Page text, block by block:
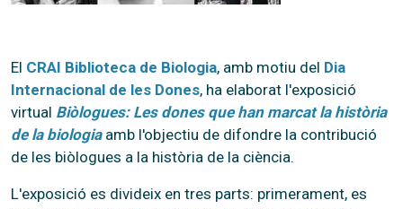
El CRAI Biblioteca de Biologia, amb motiu del Dia
Internacional de les Dones, ha elaborat l'exposició
virtual Biòlogues: Les dones que han marcat la història
de la biologiaamb l'objectiu de difondre la contribució
de les biòlogues a la història de la ciència.
L'exposició es divideix en tres parts: primerament, es